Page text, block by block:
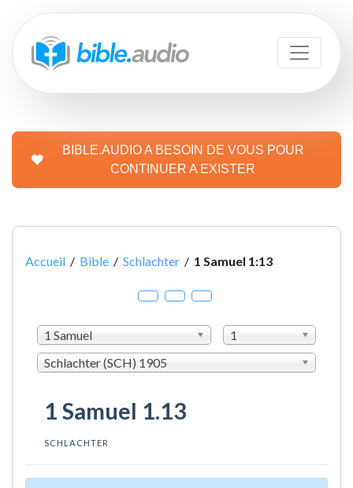
BIBLE.AUDIO A BESOIN DE VOUS POUR
CONTINUER A EXISTER
Accueil / Bible / Schlachter / 1 Samuel 1:13
1 Samuel
1
Schlachter (SCH) 1905
1 Samuel 1.13
SCHLACHTER